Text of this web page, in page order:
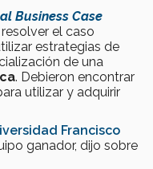
Business Case
el caso
estrategias de
de una
. Debieron encontrar
utilizar y adquirir
Francisco
ganador, dijo sobre